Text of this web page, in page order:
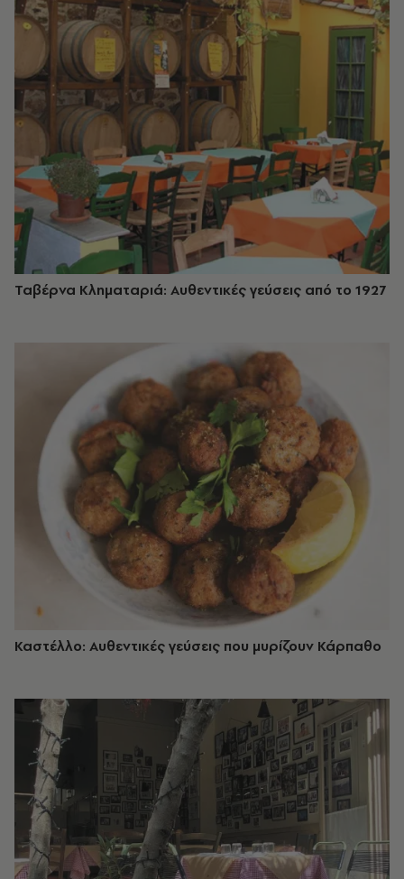
Ταβέρνα Κληματαριά: Αυθεντικές γεύσεις από το 1927
Καστέλλο: Αυθεντικές γεύσεις που μυρίζουν Κάρπαθο